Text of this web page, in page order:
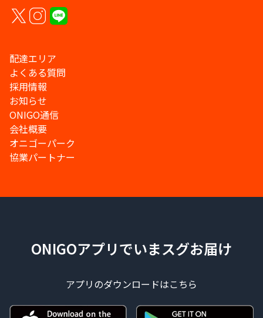
配達エリア
よくある質問
採用情報
お知らせ
ONIGO通信
会社概要
オニゴーパーク
協業パートナー
ONIGOアプリでいまスグお届け
アプリのダウンロードはこちら